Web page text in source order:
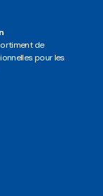
de
pour les